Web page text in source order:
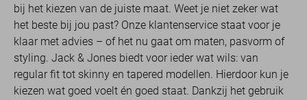
bij het kiezen van de juiste maat. Weet je niet zeker wat
het beste bij jou past? Onze klantenservice staat voor je
klaar met advies – of het nu gaat om maten, pasvorm of
styling. Jack & Jones biedt voor ieder wat wils: van
regular fit tot skinny en tapered modellen. Hierdoor kun je
kiezen wat goed voelt én goed staat. Dankzij het gebruik